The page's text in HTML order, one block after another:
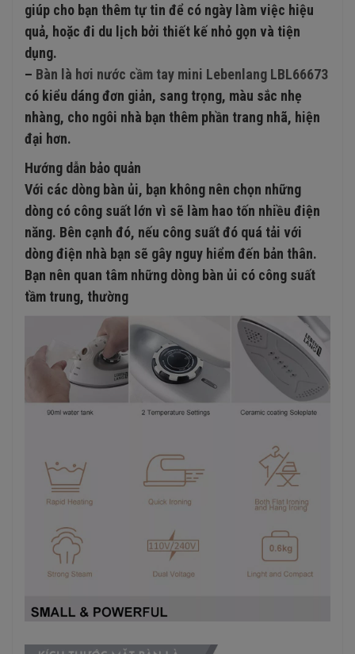
giúp cho bạn thêm tự tin để có ngày làm việc hiệu
quả, hoặc đi du lịch bởi thiết kế nhỏ gọn và tiện
dụng.
– Bàn là hơi nước cầm tay mini Lebenlang LBL66673
có kiểu dáng đơn giản, sang trọng, màu sắc nhẹ
nhàng, cho ngôi nhà bạn thêm phần trang nhã, hiện
đại hơn.
Hướng dẫn bảo quản
Với các dòng bàn ủi, bạn không nên chọn những
dòng có công suất lớn vì sẽ làm hao tốn nhiều điện
năng. Bên cạnh đó, nếu công suất đó quá tải với
dòng điện nhà bạn sẽ gây nguy hiểm đến bản thân.
Bạn nên quan tâm những dòng bàn ủi có công suất
tầm trung, thường